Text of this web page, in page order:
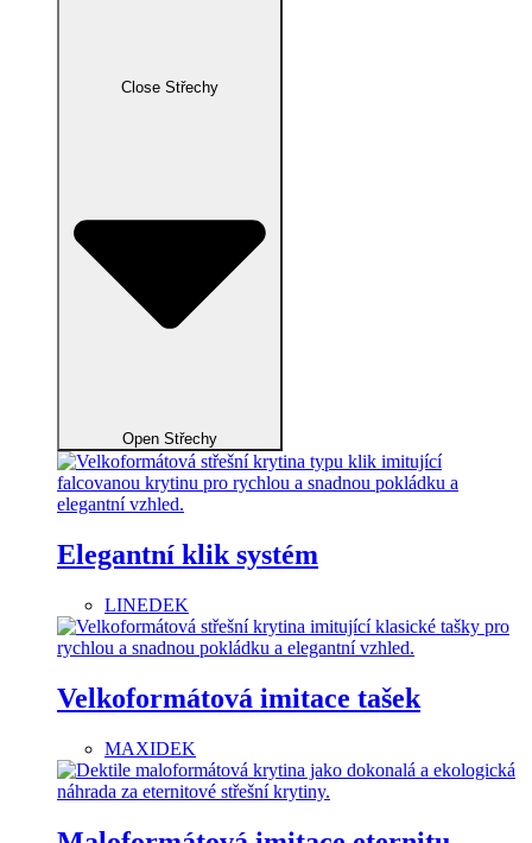
Close Střechy
Open Střechy
Elegantní klik systém
LINEDEK
Velkoformátová imitace tašek
MAXIDEK